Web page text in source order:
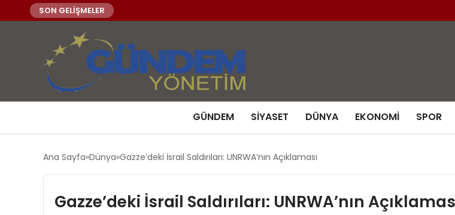
SON GELİŞMELER
GÜNDEM SIYASET DÜNYA EKONOMI SPOR
Ana Sayfa Dünya Gazze’deki İsrail Saldırıları: UNRWA’nın Açıklaması
Gazze’deki İsrail Saldırıları: UNRWA’nın